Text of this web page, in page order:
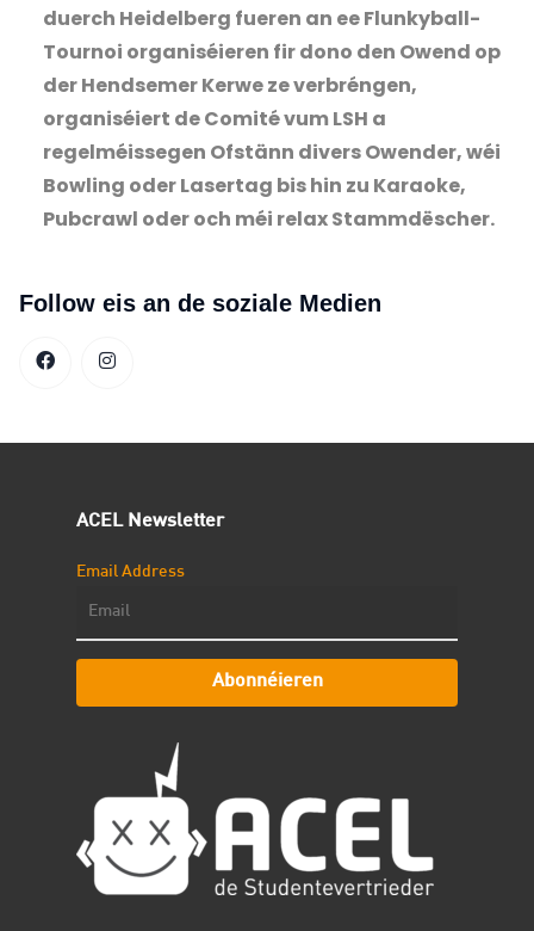
duerch Heidelberg fueren an ee Flunkyball-
Tournoi organiséieren fir dono den Owend op
der Hendsemer Kerwe ze verbréngen,
organiséiert de Comité vum LSH a
regelméissegen Ofstänn divers Owender, wéi
Bowling oder Lasertag bis hin zu Karaoke,
Pubcrawl oder och méi relax Stammdëscher.
Follow eis an de soziale Medien
ACEL Newsletter
Email Address
Abonnéieren